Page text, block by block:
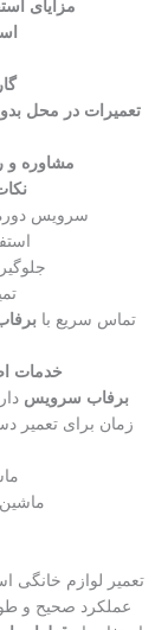
مزایای
تعمیرات در محل
مشاوره و
سرویس
تماس سریع بابرفاب
خدمات
برفاب سرویس
زمان برای تعمیر
تعمیر لوازم خانگی
عملکرد صحیح و